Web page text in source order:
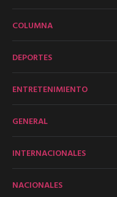
COLUMNA
DEPORTES
ENTRETENIMIENTO
GENERAL
INTERNACIONALES
NACIONALES